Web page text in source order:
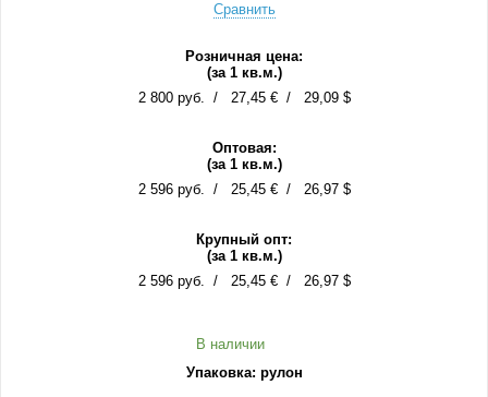
Сравнить
Розничная цена:
(за 1 кв.м.)
2 800 руб.
27,45 € 29,09 $
Оптовая:
(за 1 кв.м.)
2 596 руб.
25,45 € 26,97 $
Крупный опт:
(за 1 кв.м.)
2 596 руб.
25,45 € 26,97 $
В наличии
Упаковка: рулон